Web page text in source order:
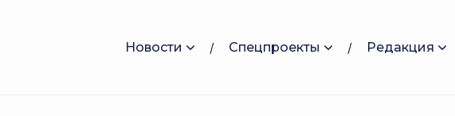
Новости Спецпроекты Редакция